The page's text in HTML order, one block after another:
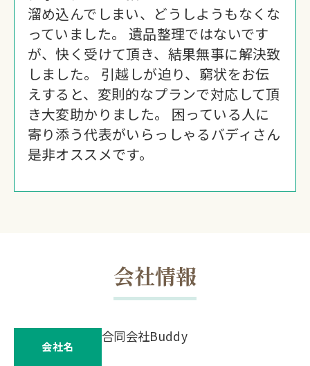
溜め込んでしまい、どうしようもなくな
っていました。 遺品整理ではないです
が、快く受けて頂き、結果無事に解決致
しました。 引越しが迫り、窮状をお伝
えすると、変則的なプランで対応して頂
き大変助かりました。 困っている人に
寄り添う代表がいらっしゃるバディさん
是非オススメです。
会社情報
会社名
合同会社Buddy